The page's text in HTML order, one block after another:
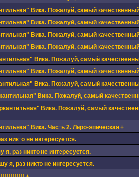
Вика. Пожалуй, самый качественный
Вика. Пожалуй, самый качественный
Вика. Пожалуй, самый качественный
Вика. Пожалуй, самый качественный
Вика. Пожалуй, самый
Вика. Пожалуй, самый качественный
Вика. Пожалуй, самый
Вика. Пожалуй, самый
Вика. Пожалуй, самый
Вика. Часть 2. Лиро-эпическая +
никто не интересуется.
я, раз никто не интересуется.
я, раз никто не интересуется.